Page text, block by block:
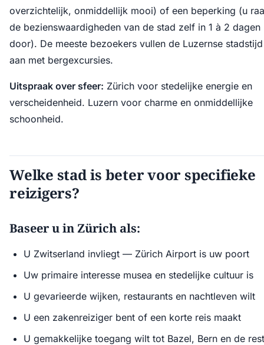
overzichtelijk, onmiddellijk mooi) of een beperking (u
de bezienswaardigheden van de stad zelf in 1 à 2 dagen
door). De meeste bezoekers vullen de Luzernse stadstijd
aan met bergexcursies.
Uitspraak over sfeer: Zürich voor stedelijke energie en
verscheidenheid. Luzern voor charme en onmiddellijke
schoonheid.
Welke stad is beter voor specifieke
reizigers?
Baseer u in Zürich als:
U Zwitserland invliegt — Zürich Airport is uw poort
Uw primaire interesse musea en stedelijke cultuur is
U gevarieerde wijken, restaurants en nachtleven wilt
U een zakenreiziger bent of een korte reis maakt
U gemakkelijke toegang wilt tot Bazel, Bern en de rest